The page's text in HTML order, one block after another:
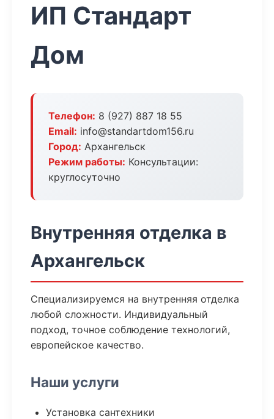
ИП Стандарт
Дом
Телефон: 8 (927) 887 18 55
Email: info@standartdom156.ru
Город: Архангельск
Режим работы: Консультации:
круглосуточно
Внутренняя отделка в
Архангельск
Специализируемся на внутренняя отделка
любой сложности. Индивидуальный
подход, точное соблюдение технологий,
европейское качество.
Наши услуги
Установка сантехники